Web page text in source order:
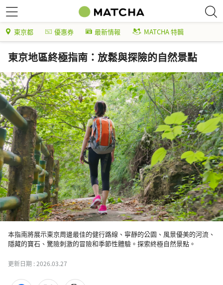
東京都 優惠券 最新情報 MATCHA 特輯
東京地區終極指南：放鬆與探險的自然景點
本指南將展示東京周邊最佳的健行路線、寧靜的公園、風景優美的河流、
隱藏的寶石、驚險刺激的冒險和季節性體驗。探索終極自然景點。
更新日期 :2026.03.27